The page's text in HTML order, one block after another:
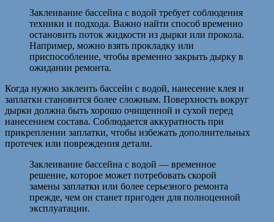
Заклеивание бассейна с водой требует соблюдения
техники и подхода. Важно найти способ временно
остановить поток жидкости из дырки или прокола.
Например, можно взять прокладку или
приспособление, чтобы временно закрыть дырку в
ожидании ремонта.
Когда нужно заклеить бассейн с водой, нанесение клея и
заплатки становится более сложным. Поверхность вокруг
дырки должна быть хорошо очищенной и сухой перед
нанесением состава. Соблюдается аккуратность при
прикреплении заплатки, чтобы избежать дополнительных
протечек или повреждения детали.
Заклеивание бассейна с водой — временное
решение, которое может потребовать скорой
замены заплатки или более серьезного ремонта
прежде, чем он станет пригоден для полноценной
эксплуатации.